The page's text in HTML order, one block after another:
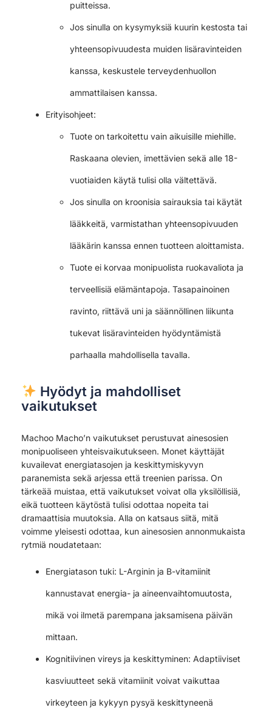
puitteissa.
Jos sinulla on kysymyksiä kuurin kestosta tai
yhteensopivuudesta muiden lisäravinteiden
kanssa, keskustele terveydenhuollon
ammattilaisen kanssa.
Erityisohjeet:
Tuote on tarkoitettu vain aikuisille miehille.
Raskaana olevien, imettävien sekä alle 18-
vuotiaiden käytä tulisi olla vältettävä.
Jos sinulla on kroonisia sairauksia tai käytät
lääkkeitä, varmistathan yhteensopivuuden
lääkärin kanssa ennen tuotteen aloittamista.
Tuote ei korvaa monipuolista ruokavaliota ja
terveellisiä elämäntapoja. Tasapainoinen
ravinto, riittävä uni ja säännöllinen liikunta
tukevat lisäravinteiden hyödyntämistä
parhaalla mahdollisella tavalla.
Hyödyt ja mahdolliset
vaikutukset
Machoo Macho’n vaikutukset perustuvat ainesosien
monipuoliseen yhteisvaikutukseen. Monet käyttäjät
kuvailevat energiatasojen ja keskittymiskyvyn
paranemista sekä arjessa että treenien parissa. On
tärkeää muistaa, että vaikutukset voivat olla yksilöllisiä,
eikä tuotteen käytöstä tulisi odottaa nopeita tai
dramaattisia muutoksia. Alla on katsaus siitä, mitä
voimme yleisesti odottaa, kun ainesosien annonmukaista
rytmiä noudatetaan:
Energiatason tuki: L-Arginin ja B-vitamiinit
kannustavat energia- ja aineenvaihtomuutosta,
mikä voi ilmetä parempana jaksamisena päivän
mittaan.
Kognitiivinen vireys ja keskittyminen: Adaptiiviset
kasviuutteet sekä vitamiinit voivat vaikuttaa
virkeyteen ja kykyyn pysyä keskittyneenä